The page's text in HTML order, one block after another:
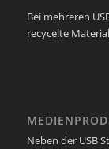
Bei mehreren
recycelte
Neben der USB